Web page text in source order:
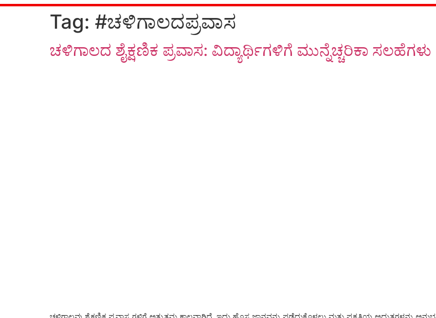
Tag: #ಚಳಿಗಾಲದಪ್ರವಾಸ
ಚಳಿಗಾಲದ ಶೈಕ್ಷಣಿಕ ಪ್ರವಾಸ: ವಿದ್ಯಾರ್ಥಿಗಳಿಗೆ ಮುನ್ನೆಚ್ಚರಿಕಾ ಸಲಹೆಗಳು